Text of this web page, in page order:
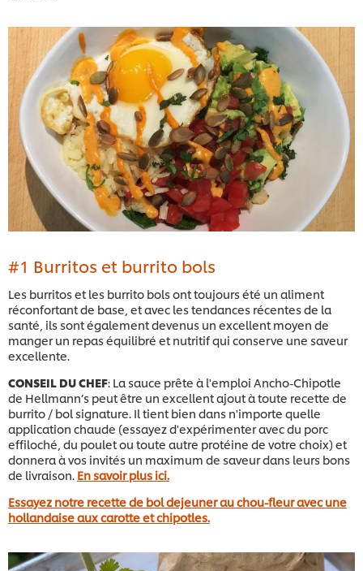
#1 Burritos et burrito bols
Les burritos et les burrito bols ont toujours été un aliment
réconfortant de base, et avec les tendances récentes de la
santé, ils sont également devenus un excellent moyen de
manger un repas équilibré et nutritif qui conserve une saveur
excellente.
CONSEIL DU CHEF: La sauce prête à l'emploi Ancho-Chipotle
de Hellmann’s peut être un excellent ajout à toute recette de
burrito / bol signature. Il tient bien dans n'importe quelle
application chaude (essayez d'expérimenter avec du porc
effiloché, du poulet ou toute autre protéine de votre choix) et
donnera à vos invités un maximum de saveur dans leurs bons
de livraison. En savoir plus ici.
Essayez notre recette de bol dejeuner au chou-fleur avec une
hollandaise aux carotte et chipotles.